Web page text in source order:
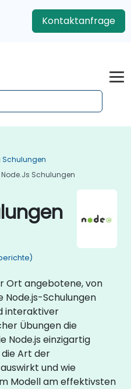
Kontaktanfrage
Node.js Schulungen
Ort angebotene, von
Schulungen
interaktiver
Übungen die
Node.js einzigartig
die Art der
und wie
Modell am effektivsten